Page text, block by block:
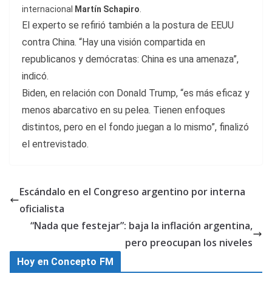
internacional Martín Schapiro.
El experto se refirió también a la postura de EEUU
contra China. “Hay una visión compartida en
republicanos y demócratas: China es una amenaza”,
indicó.
Biden, en relación con Donald Trump, “es más eficaz y
menos abarcativo en su pelea. Tienen enfoques
distintos, pero en el fondo juegan a lo mismo”, finalizó
el entrevistado.
Escándalo en el Congreso argentino por interna
oficialista
“Nada que festejar”: baja la inflación argentina,
pero preocupan los niveles
Hoy en Concepto FM